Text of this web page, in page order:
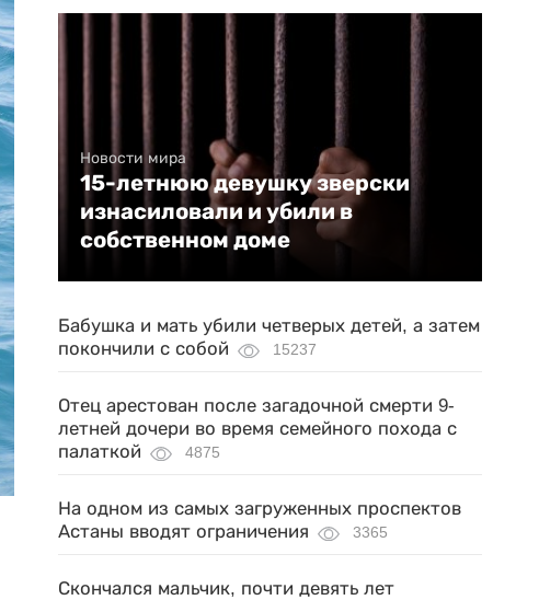
Новости мира
15-летнюю девушку зверски
изнасиловали и убили в
собственном доме
Бабушка и мать убили четверых детей, а затем
покончили с собой
15237
Отец арестован после загадочной смерти 9-
летней дочери во время семейного похода с
палаткой
4875
На одном из самых загруженных проспектов
Астаны вводят ограничения
3365
Скончался мальчик, почти девять лет